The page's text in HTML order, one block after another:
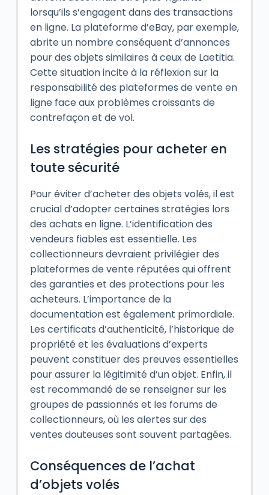
lorsqu’ils s’engagent dans des transactions
en ligne. La plateforme d’eBay, par exemple,
abrite un nombre conséquent d’annonces
pour des objets similaires à ceux de Laetitia.
Cette situation incite à la réflexion sur la
responsabilité des plateformes de vente en
ligne face aux problèmes croissants de
contrefaçon et de vol.
Les stratégies pour acheter en
toute sécurité
Pour éviter d’acheter des objets volés, il est
crucial d’adopter certaines stratégies lors
des achats en ligne. L’identification des
vendeurs fiables est essentielle. Les
collectionneurs devraient privilégier des
plateformes de vente réputées qui offrent
des garanties et des protections pour les
acheteurs. L’importance de la
documentation est également primordiale.
Les certificats d’authenticité, l’historique de
propriété et les évaluations d’experts
peuvent constituer des preuves essentielles
pour assurer la légitimité d’un objet. Enfin, il
est recommandé de se renseigner sur les
groupes de passionnés et les forums de
collectionneurs, où les alertes sur des
ventes douteuses sont souvent partagées.
Conséquences de l’achat
d’objets volés